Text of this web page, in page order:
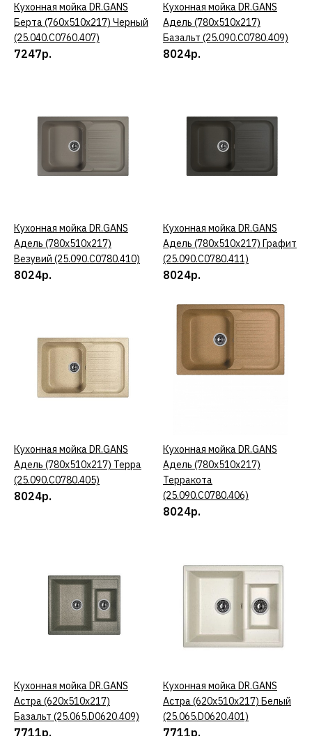
ДОБАВИТЬ К СРАВНЕНИЮ
ДОБАВИТЬ В ПОЖЕЛАНИЯ
(25.040.C0760.407)
7247р.
ДОБАВИТЬ К СРАВНЕНИЮ
ДОБАВИТЬ В ПОЖЕЛАНИЯ
Адель (780х510х217)
(25.090.C0780.409)
ДОБАВИТЬ К СРАВНЕНИЮ
ДОБАВИТЬ В ПОЖЕЛАНИЯ
Кухонная мойка DR.GANS
(25.090.C0780.410)
КУПИТЬ
ДОБАВИТЬ К СРАВНЕНИЮ
ДОБАВИТЬ В ПОЖЕЛАНИЯ
КУПИТЬ
Кухонная мойка DR.GANS
Берта (760х510х217) Черный
(25.040.C0760.407)
7247р.
КУПИТЬ
Кухонная мойка DR.GANS
Адель (780х510х217)
Базальт (25.090.C0780.409)
8024р.
КУПИТЬ
Кухонная мойка DR.GANS
Адель (780х510х217)
Везувий (25.090.C0780.410)
8024р.
КУПИТЬ
Кухонная мойка DR.GANS
Адель (780х510х217) Графит
(25.090.C0780.411)
8024р.
КУПИТЬ
Кухонная мойка DR.GANS
Адель (780х510х217) Терра
(25.090.C0780.405)
8024р.
КУПИТЬ
Кухонная мойка DR.GANS
Адель (780х510х217)
Терракота
(25.090.C0780.406)
8024р.
КУПИТЬ
Кухонная мойка DR.GANS
Астра (620х510х217)
Базальт (25.065.D0620.409)
7711р.
КУПИТЬ
Кухонная мойка DR.GANS
Астра (620х510х217) Белый
(25.065.D0620.401)
7711р.